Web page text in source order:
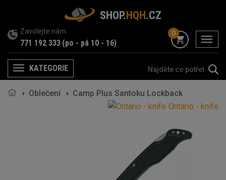
SHOP.HQH.CZ
Zavolejte nám
771 192 333 (po - pá 10 - 16) menu
0
MenuKATEGORIE
Oblečení
Camp Plus Santoku Lockback
Ontario - knife